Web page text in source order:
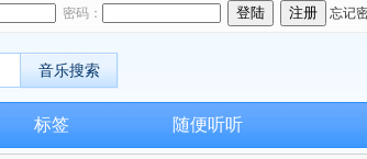
密码： 忘记
标签 随便听听